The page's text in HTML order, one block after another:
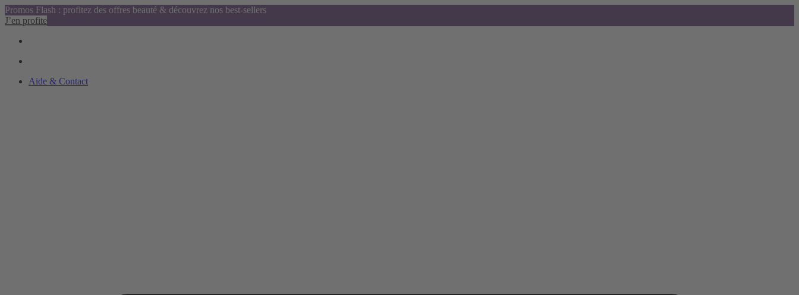
Promos Flash : profitez des offres beauté & découvrez nos best-sellers
J’en profite
Aide & Contact